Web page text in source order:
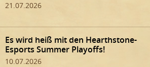
21.07.2026
Es wird heiß mit den Hearthstone-
Esports Summer Playoffs!
10.07.2026